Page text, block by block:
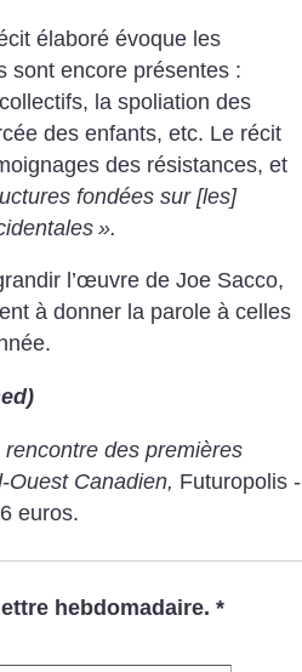
élaboré évoque les
sont encore présentes :
la spoliation des
des enfants, etc. Le récit
des résistances, et
fondées sur [les]
».
l’œuvre de Joe Sacco,
à donner la parole à celles
des premières
Ouest Canadien, Futuropolis -
euros.
hebdomadaire. *